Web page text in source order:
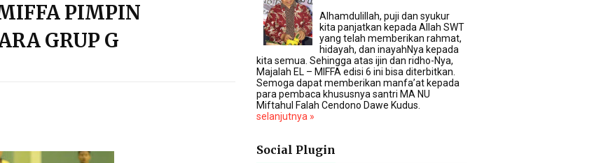
PIMPIN
GRUP G
Alhamdulillah, puji dan syukur
kita panjatkan kepada Allah SWT
yang telah memberikan rahmat,
hidayah, dan inayahNya kepada
kita semua. Sehingga atas ijin dan ridho-Nya,
Majalah EL – MIFFA edisi 6 ini bisa diterbitkan.
Semoga dapat memberikan manfa’at kepada
para pembaca khususnya santri MA NU
Miftahul Falah Cendono Dawe Kudus.
selanjutnya »
Social Plugin